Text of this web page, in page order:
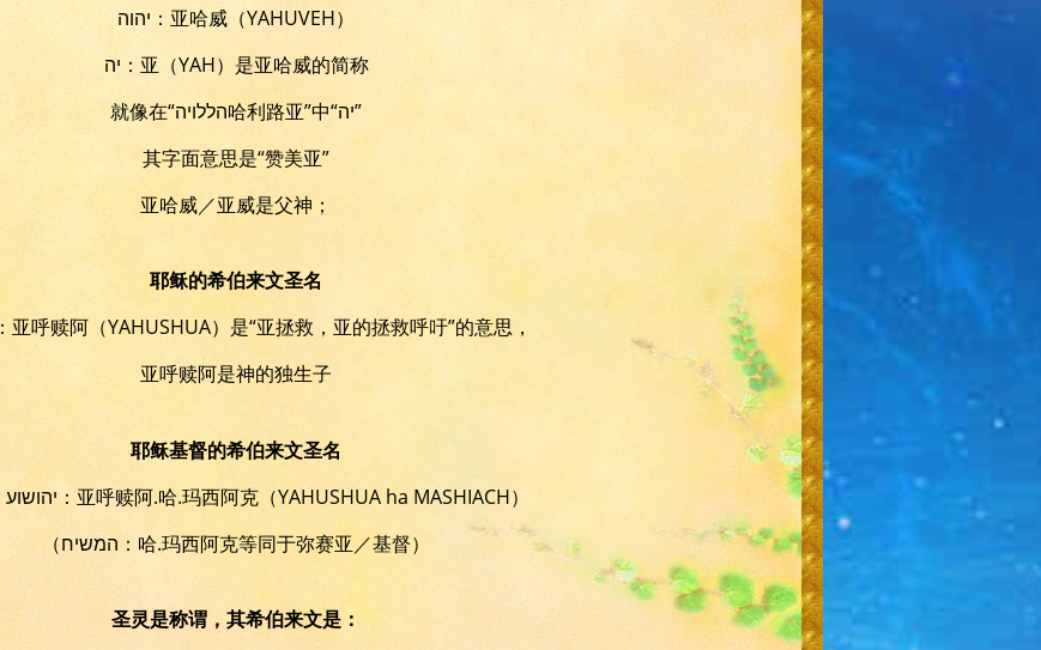
יהוה：亚哈威（YAHUVEH）
יה：亚（YAH）是亚哈威的简称
就像在“הללויה哈利路亚”中“יה”
其字面意思是“赞美亚”
亚哈威／亚威是父神；
耶稣的希伯来文圣名
יהושוע：亚呼赎阿（YAHUSHUA） 是“亚拯救，亚的拯救呼吁”的意思，
亚呼赎阿是神的独生子
耶稣基督的希伯来文圣名
יהושוע המשיח：亚呼赎阿.哈.玛西阿克（YAHUSHUA ha MASHIACH）
（המשיח：哈.玛西阿克等同于弥赛亚／基督）
圣灵是称谓，其希伯来文是：